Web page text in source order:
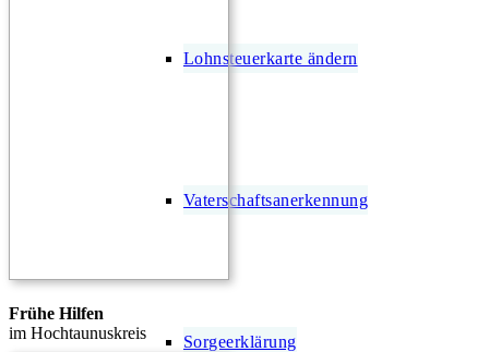
Lohnsteuerkarte ändern
Vaterschaftsanerkennung
Sorgeerklärung
Frühe Hilfen
im Hochtaunuskreis